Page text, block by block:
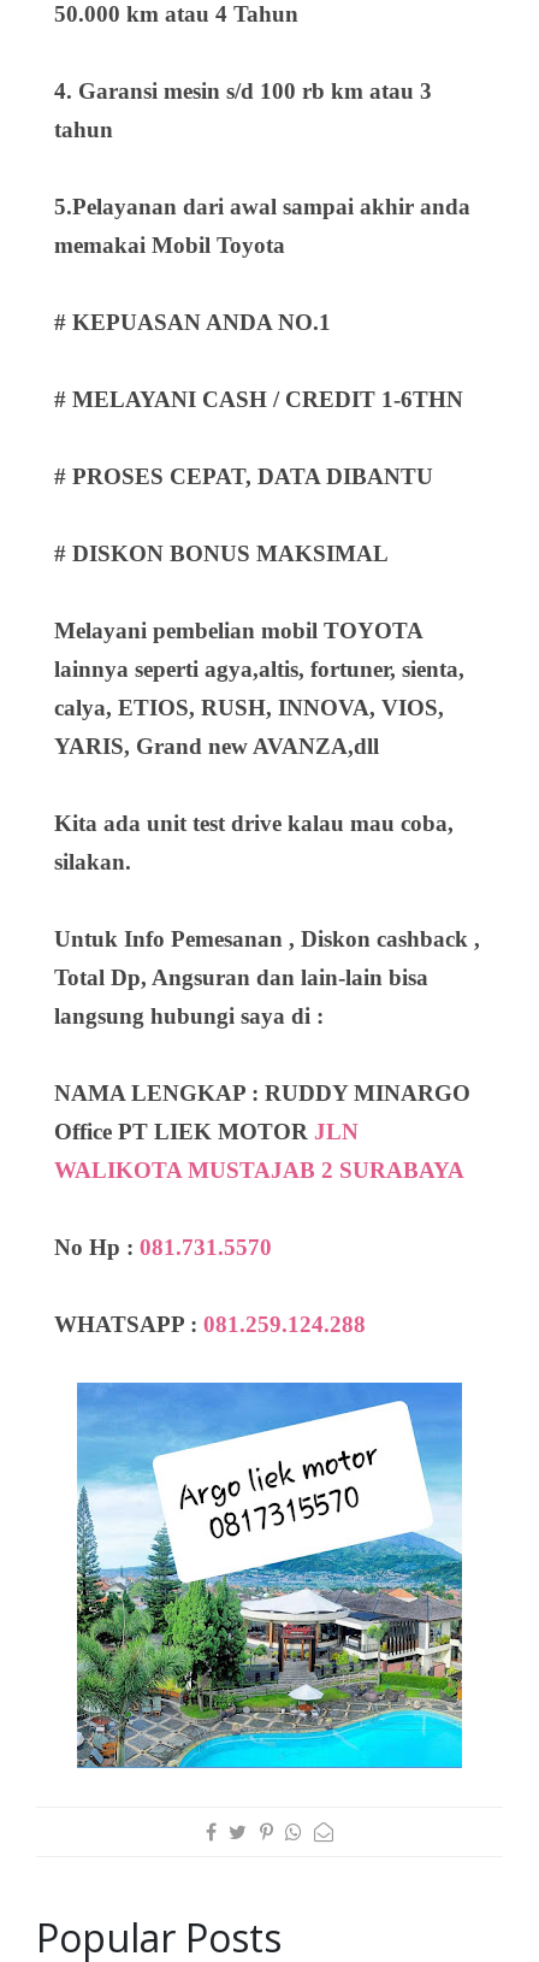
50.000 km atau 4 Tahun
4. Garansi mesin s/d 100 rb km atau 3
tahun
5.Pelayanan dari awal sampai akhir anda
memakai Mobil Toyota
# KEPUASAN ANDA NO.1
# MELAYANI CASH / CREDIT 1-6THN
# PROSES CEPAT, DATA DIBANTU
# DISKON BONUS MAKSIMAL
Melayani pembelian mobil TOYOTA
lainnya seperti agya,altis, fortuner, sienta,
calya, ETIOS, RUSH, INNOVA, VIOS,
YARIS, Grand new AVANZA,dll
Kita ada unit test drive kalau mau coba,
silakan.
Untuk Info Pemesanan , Diskon cashback ,
Total Dp, Angsuran dan lain-lain bisa
langsung hubungi saya di :
NAMA LENGKAP : RUDDY MINARGO
Office PT LIEK MOTOR JLN
WALIKOTA MUSTAJAB 2 SURABAYA
No Hp : 081.731.5570
WHATSAPP : 081.259.124.288
Popular Posts